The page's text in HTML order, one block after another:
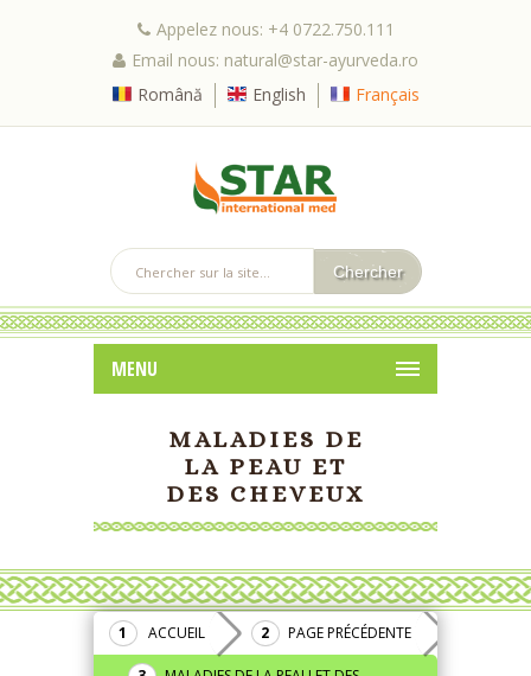
Appelez nous: +4 0722.750.111
Email nous: natural@star-ayurveda.ro
Română
English Français
MENU
MALADIES DE
LA PEAU ET
DES CHEVEUX
ACCUEIL PAGE PRÉCÉDENTE